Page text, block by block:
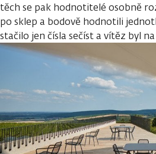
těch se pak hodnotitelé osobně
po sklep a bodově hodnotili
stačilo jen čísla sečíst a vítěz byl